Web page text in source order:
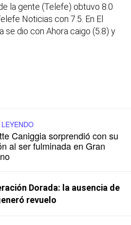
la gente (Telefe) obtuvo 8.0
Noticias con 7.5. En El
se dio con Ahora caigo (5.8) y
Caniggia sorprendió con su
al ser fulminada en Gran
Dorada: la ausencia de
revuelo